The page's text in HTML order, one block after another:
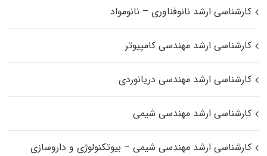
کارشناسی ارشد نانوفناوری – نانومواد
کارشناسی ارشد مهندسی کامپیوتر
کارشناسی ارشد مهندسی دریانوردی
کارشناسی ارشد مهندسی شیمی
کارشناسی ارشد مهندسی شیمی – بیوتکنولوژی و داروسازی